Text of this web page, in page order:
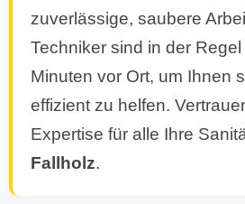
zuverlässige, saubere
Techniker sind in der
Minuten vor Ort, um Ihnen
effizient zu helfen.
Expertise für alle Ihre
Fallholz.